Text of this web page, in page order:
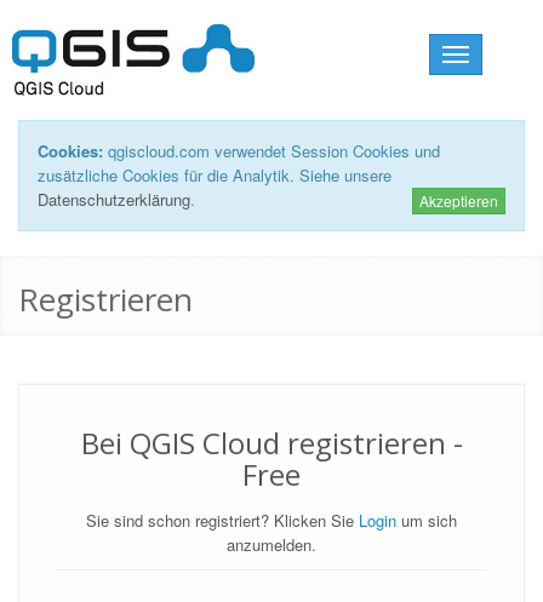
Toggle
navigation
Cookies: qgiscloud.com verwendet Session Cookies und
zusätzliche Cookies für die Analytik. Siehe unsere
Datenschutzerklärung. Akzeptieren
Registrieren
Bei QGIS Cloud registrieren -
Free
Sie sind schon registriert? Klicken Sie Login um sich
anzumelden.